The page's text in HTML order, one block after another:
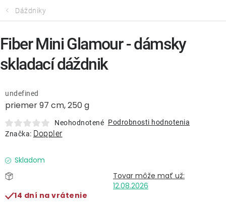
Polstre a sedáky
Dáždniky
priemer 97 cm, 250 g
undefined
Neohodnotené Podrobnosti hodnotenia
Značka: Doppler
Skladom
12.08.2026
14 dní na vrátenie
Fiber Mini Glamour - dámsky
skladací dáždnik